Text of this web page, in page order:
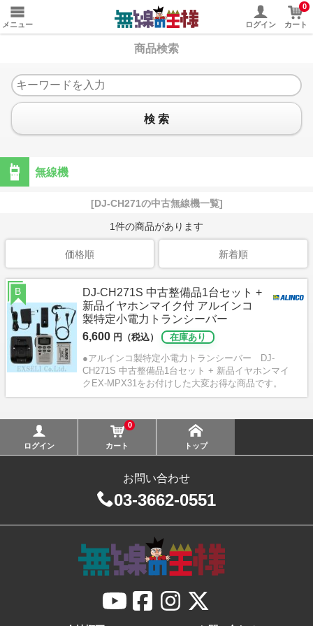
メニュー ログイン
0
カート
商品検索
検 索
無線機
[DJ-CH271の中古無線機一覧]
1件の商品があります
価格順 新着順
DJ-CH271S 中古整備品1台セット +
新品イヤホンマイク付 アルインコ
製特定小電力トランシーバー
6,600 円（税込）
在庫あり
●アルインコ製特定小電力トランシーバー DJ-
CH271S 中古整備品1台セット + 新品イヤホンマイ
クEX-MPX31をお付けした大変お得な商品です。
B
ログイン
0
カート トップ
お問い合わせ
03-3662-0551